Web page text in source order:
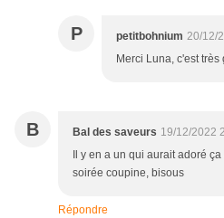
P petitbohnium 20/12/
Merci Luna, c'est
B Bal des saveurs 19/12/2022
Il y en a un qui aurait adoré
soirée coupine, bisous
Répondre